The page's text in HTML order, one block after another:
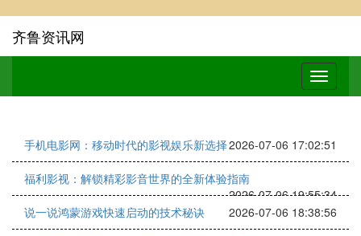
齐鲁资讯网
手机电影网：移动时代的影视娱乐新选择2026-07-06 17:02:51
福利影视：解锁精彩影音世界的全新体验指南
2026-07-06 19:55:34
说一说鸿蒙游戏快速启动的技术秘诀
2026-07-06 18:38:56